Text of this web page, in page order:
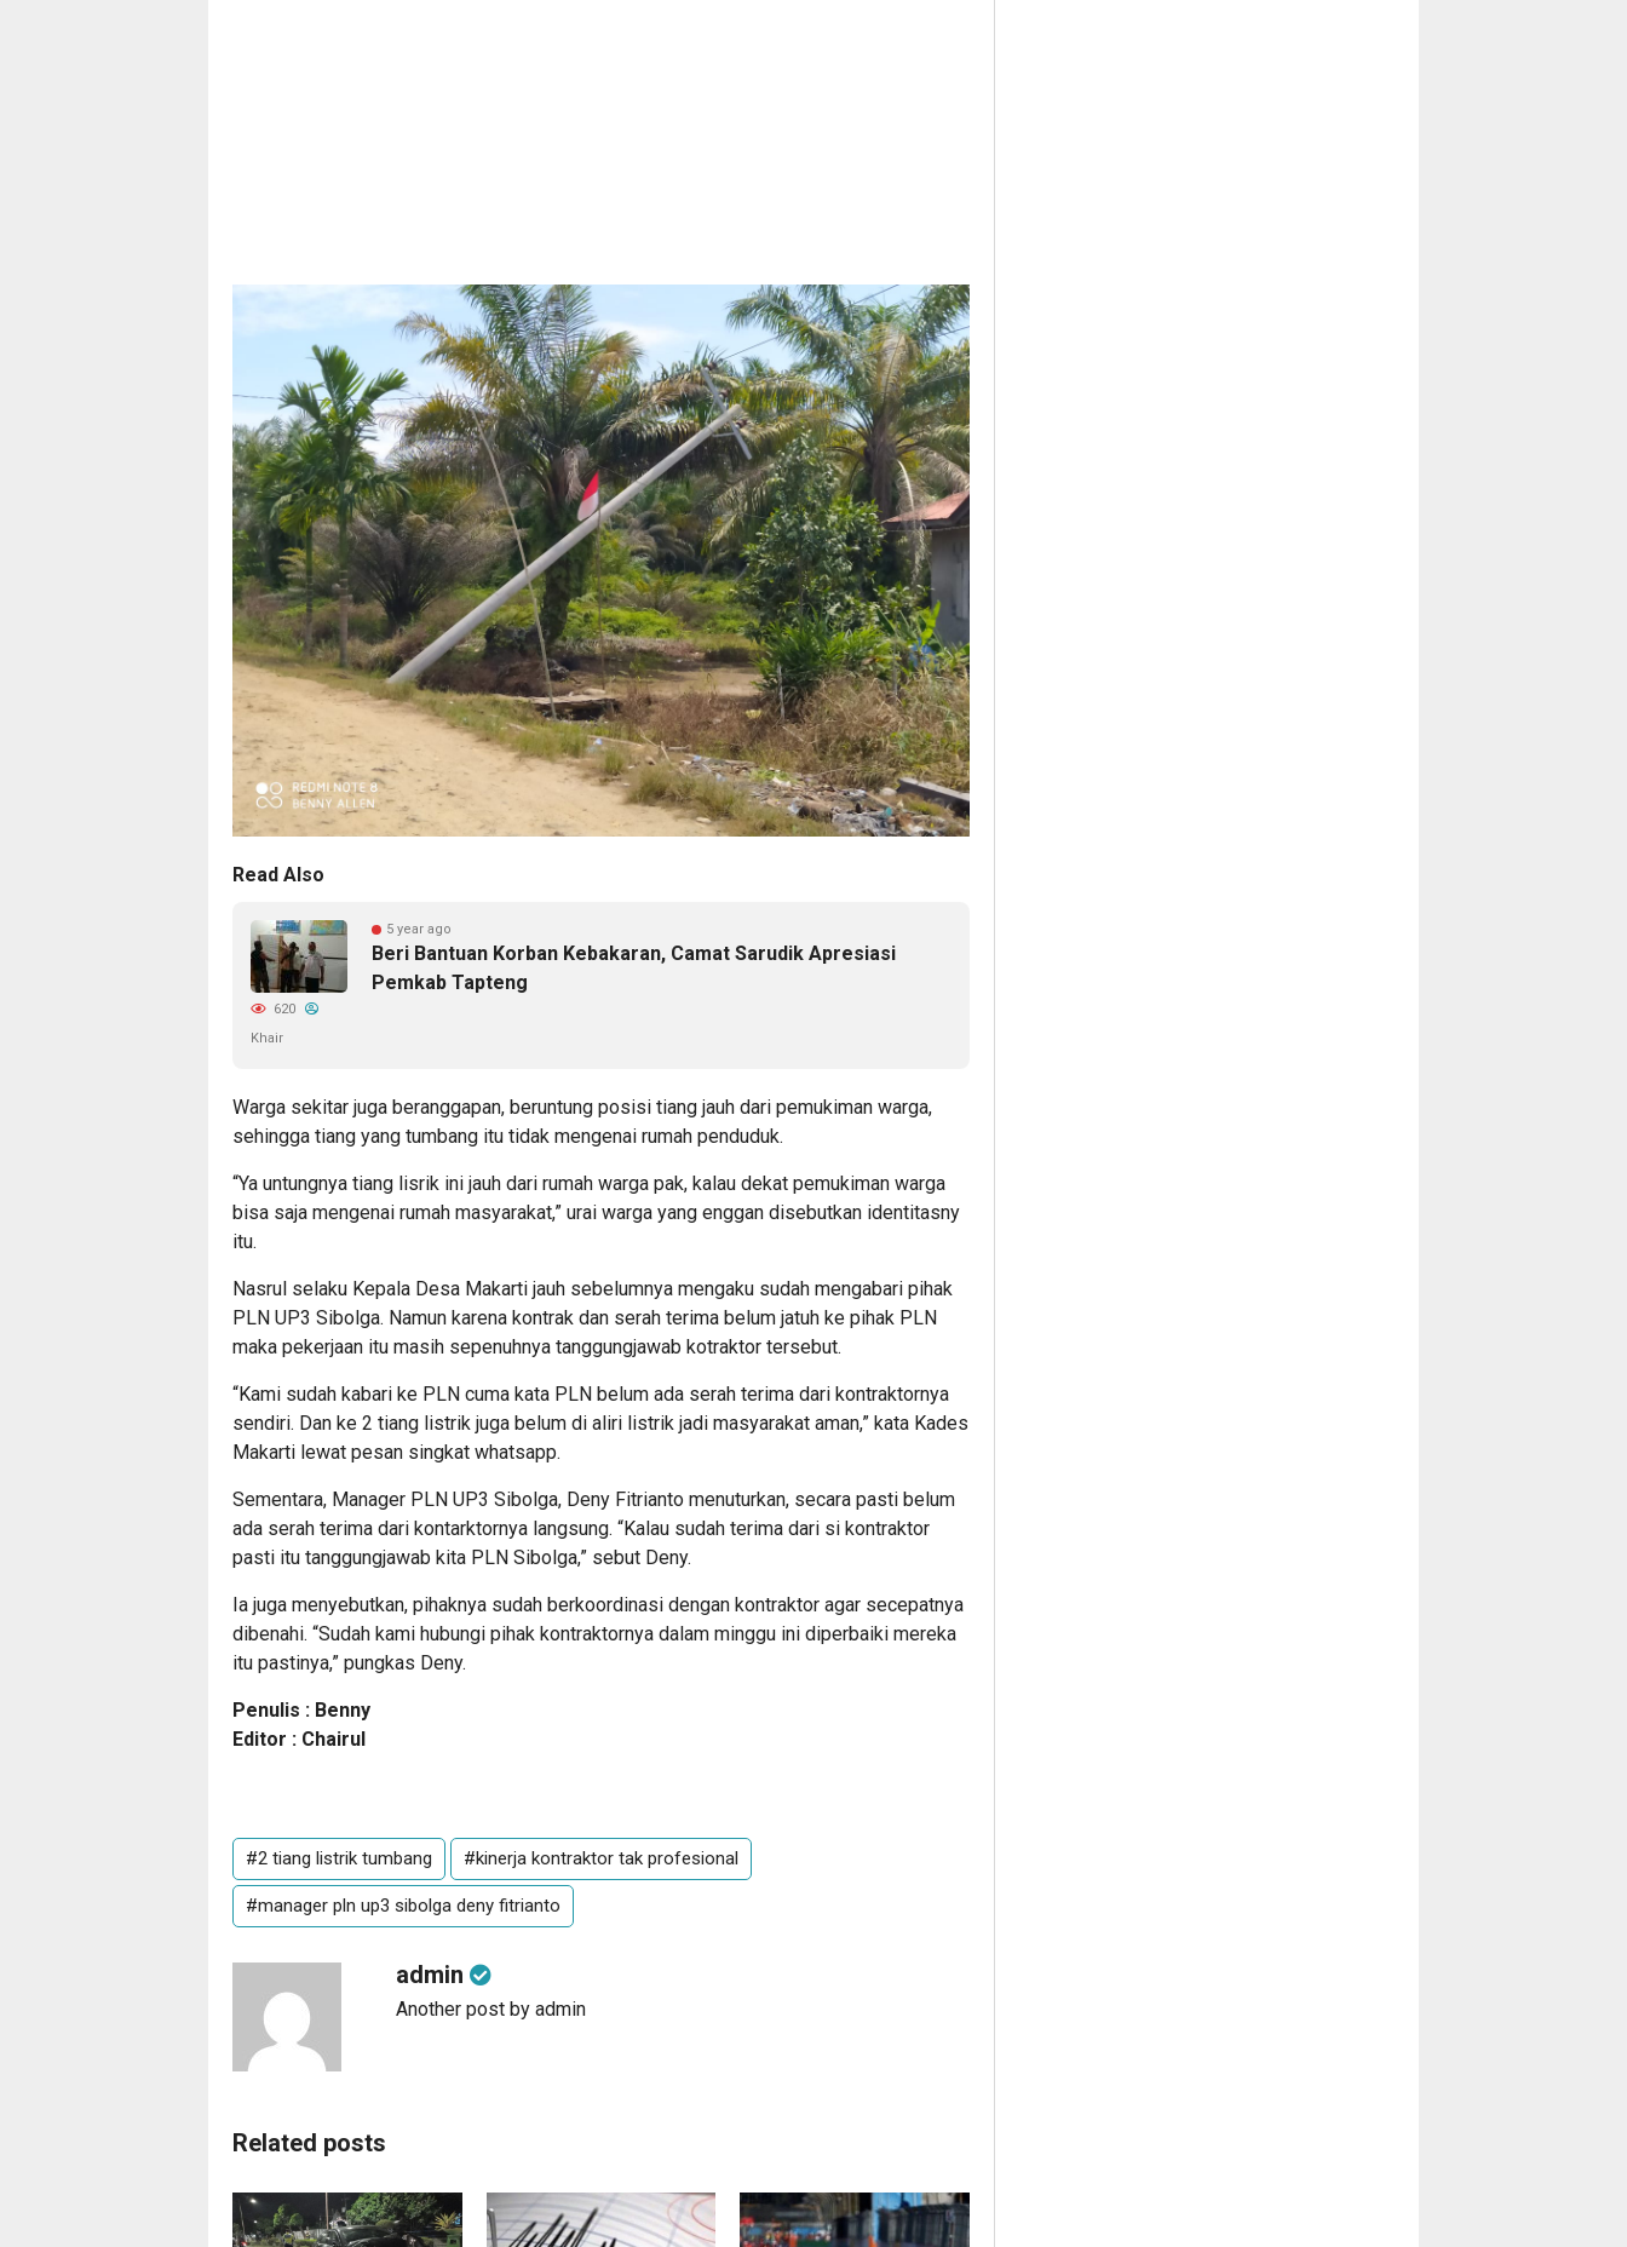
Read Also
5 year ago
Beri Bantuan Korban Kebakaran, Camat Sarudik Apresiasi
Pemkab Tapteng
620
Khair
Warga sekitar juga beranggapan, beruntung posisi tiang jauh dari pemukiman warga,
sehingga tiang yang tumbang itu tidak mengenai rumah penduduk.
“Ya untungnya tiang lisrik ini jauh dari rumah warga pak, kalau dekat pemukiman warga
bisa saja mengenai rumah masyarakat,” urai warga yang enggan disebutkan identitasny
itu.
Nasrul selaku Kepala Desa Makarti jauh sebelumnya mengaku sudah mengabari pihak
PLN UP3 Sibolga. Namun karena kontrak dan serah terima belum jatuh ke pihak PLN
maka pekerjaan itu masih sepenuhnya tanggungjawab kotraktor tersebut.
“Kami sudah kabari ke PLN cuma kata PLN belum ada serah terima dari kontraktornya
sendiri. Dan ke 2 tiang listrik juga belum di aliri listrik jadi masyarakat aman,” kata Kades
Makarti lewat pesan singkat whatsapp.
Sementara, Manager PLN UP3 Sibolga, Deny Fitrianto menuturkan, secara pasti belum
ada serah terima dari kontarktornya langsung. “Kalau sudah terima dari si kontraktor
pasti itu tanggungjawab kita PLN Sibolga,” sebut Deny.
Ia juga menyebutkan, pihaknya sudah berkoordinasi dengan kontraktor agar secepatnya
dibenahi. “Sudah kami hubungi pihak kontraktornya dalam minggu ini diperbaiki mereka
itu pastinya,” pungkas Deny.
Penulis : Benny
Editor : Chairul
#2 tiang listrik tumbang #kinerja kontraktor tak profesional
#manager pln up3 sibolga deny fitrianto
admin
Another post by admin
Related posts